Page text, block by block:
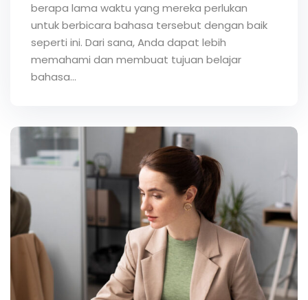
berapa lama waktu yang mereka perlukan
untuk berbicara bahasa tersebut dengan baik
seperti ini. Dari sana, Anda dapat lebih
memahami dan membuat tujuan belajar
bahasa...